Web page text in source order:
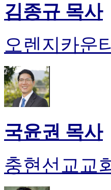
김종규 목사
오렌지카운
국윤권 목사
충현선교교